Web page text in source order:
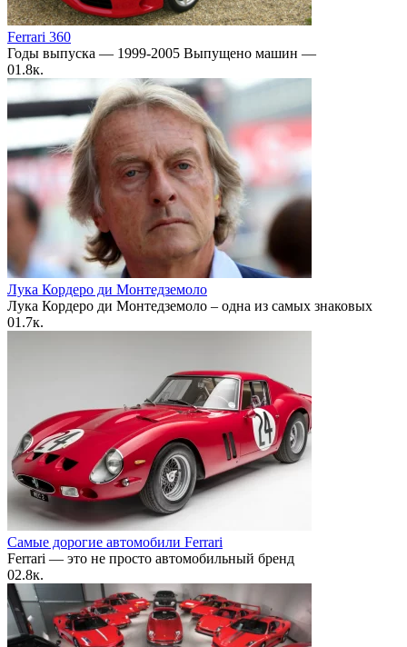
Ferrari 360
Годы выпуска — 1999-2005 Выпущено машин —
01.8к.
Лука Кордеро ди Монтедземоло
Лука Кордеро ди Монтедземоло – одна из самых знаковых
01.7к.
Самые дорогие автомобили Ferrari
Ferrari — это не просто автомобильный бренд
02.8к.